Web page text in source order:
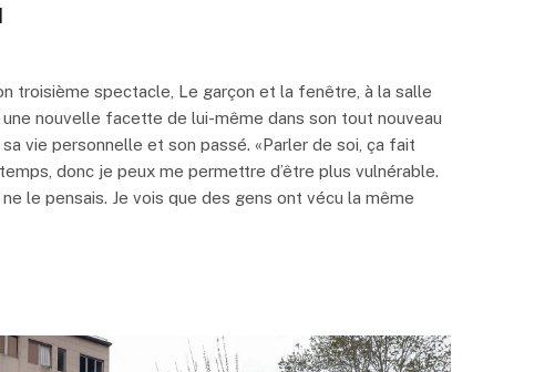
troisième spectacle, Le garçon et la fenêtre, à la salle
nouvelle facette de lui-même dans son tout nouveau
vie personnelle et son passé. «Parler de soi, ça fait
donc je peux me permettre d’être plus vulnérable.
le pensais. Je vois que des gens ont vécu la même